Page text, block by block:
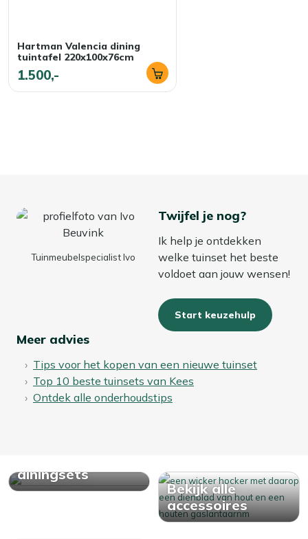
Ons advies? Bewaar ze in de herfst en winter binnen of
in een waterdichte opbergbox. Zo blijven je kussens fris,
droog en altijd klaar voor gebruik!
Hartman Valencia dining
tuintafel 220x100x76cm
1.500,-
Tuinmeubelspecialist Ivo
Twijfel je nog?
Ik help je ontdekken
welke tuinset het beste
voldoet aan jouw wensen!
Start keuzehulp
Meer advies
Tips voor het kopen van een nieuwe tuinset
Top 10 beste tuinsets van Kees
Ontdek alle onderhoudstips
diningsets
Bekijk alle
accessoires